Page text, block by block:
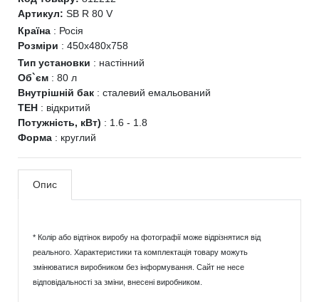
Артикул: SB R 80 V
Країна : Росія
Розміри : 450x480x758
Тип установки : настінний
Об`єм : 80 л
Внутрішній бак : сталевий емальований
ТЕН : відкритий
Потужність, кВт) : 1.6 - 1.8
Форма : круглий
Опис
* Колір або відтінок виробу на фотографії може відрізнятися від
реального. Характеристики та комплектація товару можуть
змінюватися виробником без інформування. Сайт не несе
відповідальності за зміни, внесені виробником.